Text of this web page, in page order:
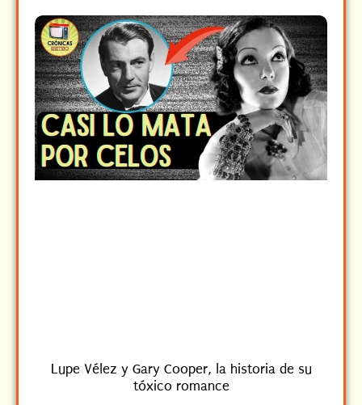
Lupe Vélez y Gary Cooper, la historia de su
tóxico romance